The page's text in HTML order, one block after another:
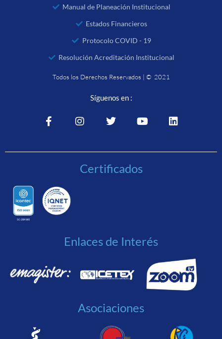
Manual de Planeación Institucional
Estados Financieros
Protocolo COVID - 19
Resolución Acreditación Institucional
Todos los Derechos Reservados | © 2021
Síguenos en :
Certificados
Enlaces de Interés
Asociaciones